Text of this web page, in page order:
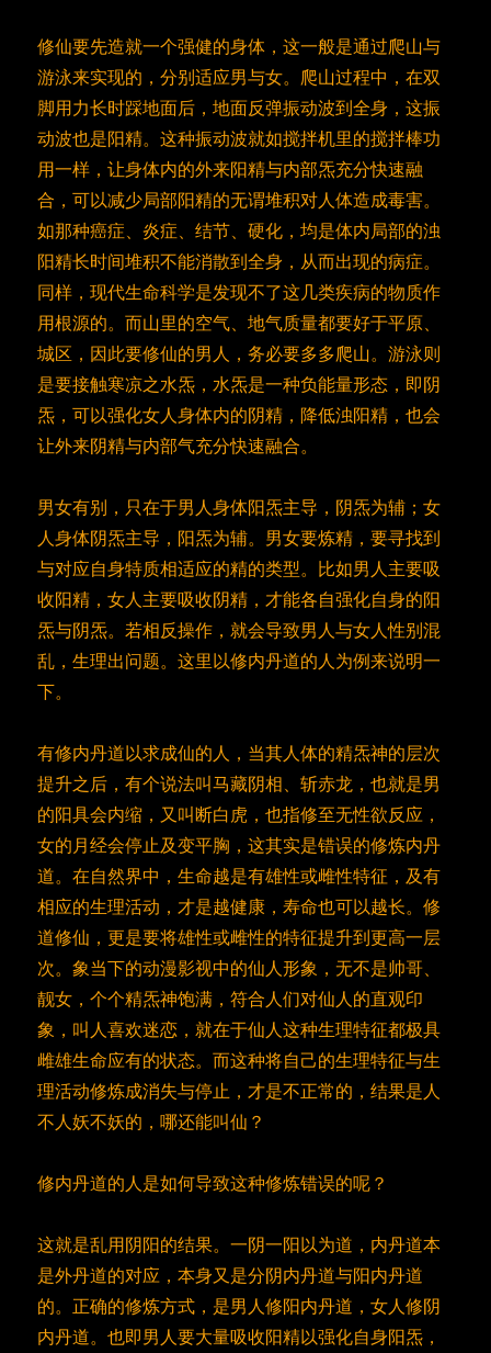
修仙要先造就一个强健的身体，这一般是通过爬山与
游泳来实现的，分别适应男与女。爬山过程中，在双
脚用力长时踩地面后，地面反弹振动波到全身，这振
动波也是阳精。这种振动波就如搅拌机里的搅拌棒功
用一样，让身体内的外来阳精与内部炁充分快速融
合，可以减少局部阳精的无谓堆积对人体造成毒害。
如那种癌症、炎症、结节、硬化，均是体内局部的浊
阳精长时间堆积不能消散到全身，从而出现的病症。
同样，现代生命科学是发现不了这几类疾病的物质作
用根源的。而山里的空气、地气质量都要好于平原、
城区，因此要修仙的男人，务必要多多爬山。游泳则
是要接触寒凉之水炁，水炁是一种负能量形态，即阴
炁，可以强化女人身体内的阴精，降低浊阳精，也会
让外来阴精与内部气充分快速融合。
男女有别，只在于男人身体阳炁主导，阴炁为辅；女
人身体阴炁主导，阳炁为辅。男女要炼精，要寻找到
与对应自身特质相适应的精的类型。比如男人主要吸
收阳精，女人主要吸收阴精，才能各自强化自身的阳
炁与阴炁。若相反操作，就会导致男人与女人性别混
乱，生理出问题。这里以修内丹道的人为例来说明一
下。
有修内丹道以求成仙的人，当其人体的精炁神的层次
提升之后，有个说法叫马藏阴相、斩赤龙，也就是男
的阳具会内缩，又叫断白虎，也指修至无性欲反应，
女的月经会停止及变平胸，这其实是错误的修炼内丹
道。在自然界中，生命越是有雄性或雌性特征，及有
相应的生理活动，才是越健康，寿命也可以越长。修
道修仙，更是要将雄性或雌性的特征提升到更高一层
次。象当下的动漫影视中的仙人形象，无不是帅哥、
靓女，个个精炁神饱满，符合人们对仙人的直观印
象，叫人喜欢迷恋，就在于仙人这种生理特征都极具
雌雄生命应有的状态。而这种将自己的生理特征与生
理活动修炼成消失与停止，才是不正常的，结果是人
不人妖不妖的，哪还能叫仙？
修内丹道的人是如何导致这种修炼错误的呢？
这就是乱用阴阳的结果。一阴一阳以为道，内丹道本
是外丹道的对应，本身又是分阴内丹道与阳内丹道
的。正确的修炼方式，是男人修阳内丹道，女人修阴
内丹道。也即男人要大量吸收阳精以强化自身阳炁，